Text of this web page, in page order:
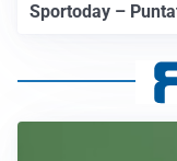
Sportoday –